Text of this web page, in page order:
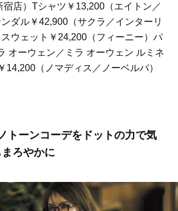
宿店）Tシャツ￥13,200（エイトン／
ダル￥42,900（サクラ／インターリ
ウェット￥24,200（フィーニー）パ
オーウェン／ミラ オーウェン ルミネ
14,200（ノマディス／ノーベルバ）
トーンコーデをドットの力で気
ろやかに